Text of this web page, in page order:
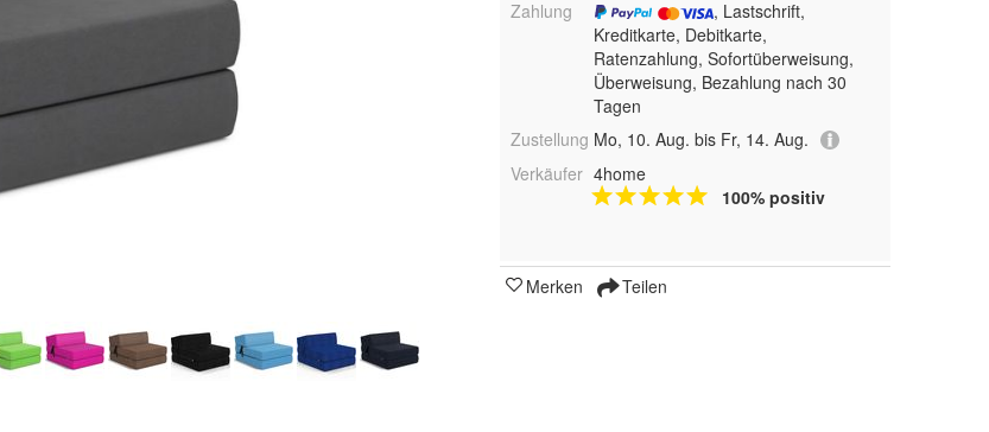
Zahlung
, Lastschrift,
Kreditkarte, Debitkarte,
Ratenzahlung, Sofortüberweisung,
Überweisung, Bezahlung nach 30
Tagen
Zustellung Mo, 10. Aug. bis Fr, 14. Aug.
Verkäufer 4home
100% positiv
Merken Teilen